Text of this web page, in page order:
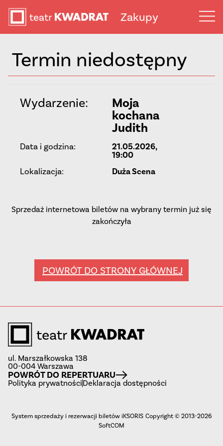
Zakupy
Termin niedostępny
Wydarzenie:
Moja
kochana
Judith
Data i godzina:
21.05.2026,
19:00
Lokalizacja: Duża Scena
Sprzedaż internetowa biletów na wybrany termin już się
zakończyła
POWRÓT DO STRONY GŁÓWNEJ
ul. Marszałkowska 138
00-004 Warszawa
POWRÓT DO REPERTUARU
Polityka prywatnościDeklaracja dostępności
System sprzedaży i rezerwacji biletów iKSORIS Copyright © 2013-2026
SoftCOM